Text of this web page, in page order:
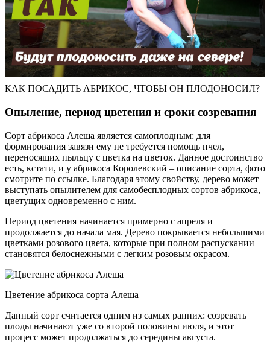
КАК ПОСАДИТЬ АБРИКОС, ЧТОБЫ ОН ПЛОДОНОСИЛ?
Опыление, период цветения и сроки созревания
Сорт абрикоса Алеша является самоплодным: для
формирования завязи ему не требуется помощь пчел,
переносящих пыльцу с цветка на цветок. Данное достоинство
есть, кстати, и у абрикоса Королевский – описание сорта, фото
смотрите по ссылке. Благодаря этому свойству, дерево может
выступать опылителем для самобесплодных сортов абрикоса,
цветущих одновременно с ним.
Период цветения начинается примерно с апреля и
продолжается до начала мая. Дерево покрывается небольшими
цветками розового цвета, которые при полном распускании
становятся белоснежными с легким розовым окрасом.
Цветение абрикоса сорта Алеша
Данный сорт считается одним из самых ранних: созревать
плоды начинают уже со второй половины июля, и этот
процесс может продолжаться до середины августа.